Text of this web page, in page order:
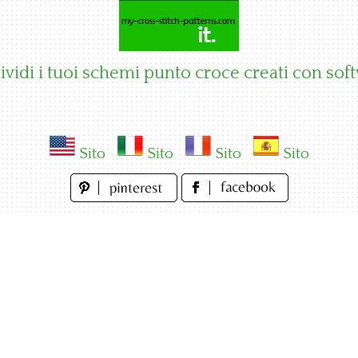
i tuoi schemi punto croce creati con
Sito Sito Sito Sito